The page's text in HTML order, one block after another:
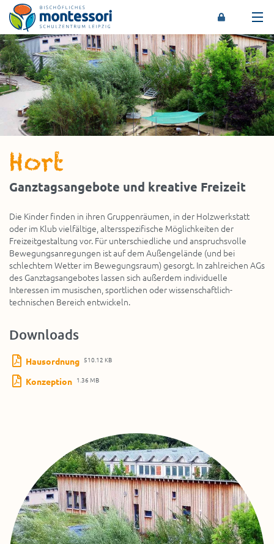
Montessori-Schulzentrum Leipzig
Hort
Ganztagsangebote und kreative Freizeit
Die Kinder finden in ihren Gruppenräumen, in der Holzwerkstatt
oder im Klub vielfältige, altersspezifische Möglichkeiten der
Freizeitgestaltung vor. Für unterschiedliche und anspruchsvolle
Bewegungsanregungen ist auf dem Außengelände (und bei
schlechtem Wetter im Bewegungsraum) gesorgt. In zahlreichen AGs
des Ganztagsangebotes lassen sich außerdem individuelle
Interessen im musischen, sportlichen oder wissenschaftlich-
technischen Bereich entwickeln.
Downloads
Hausordnung 510.12 KB
Konzeption 1.36 MB